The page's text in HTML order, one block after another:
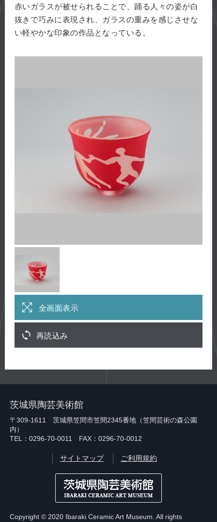
赤いガラスが被せられることで、踊る人々の姿が白
抜きで巧みに表現され、ガラスの重みを感じさせな
い軽やかな印象の作品となっている。
全画面表示
再読込み
茨城県陶芸美術館
〒309-1611 茨城県笠間市笠間2345番地（笠間芸術の森公園
内）
TEL：0296-70-0011 FAX：0296-70-0012
サイトマップ ご利用規約
Copyright © 2020 Ibaraki Ceramic Art Museum. All rights